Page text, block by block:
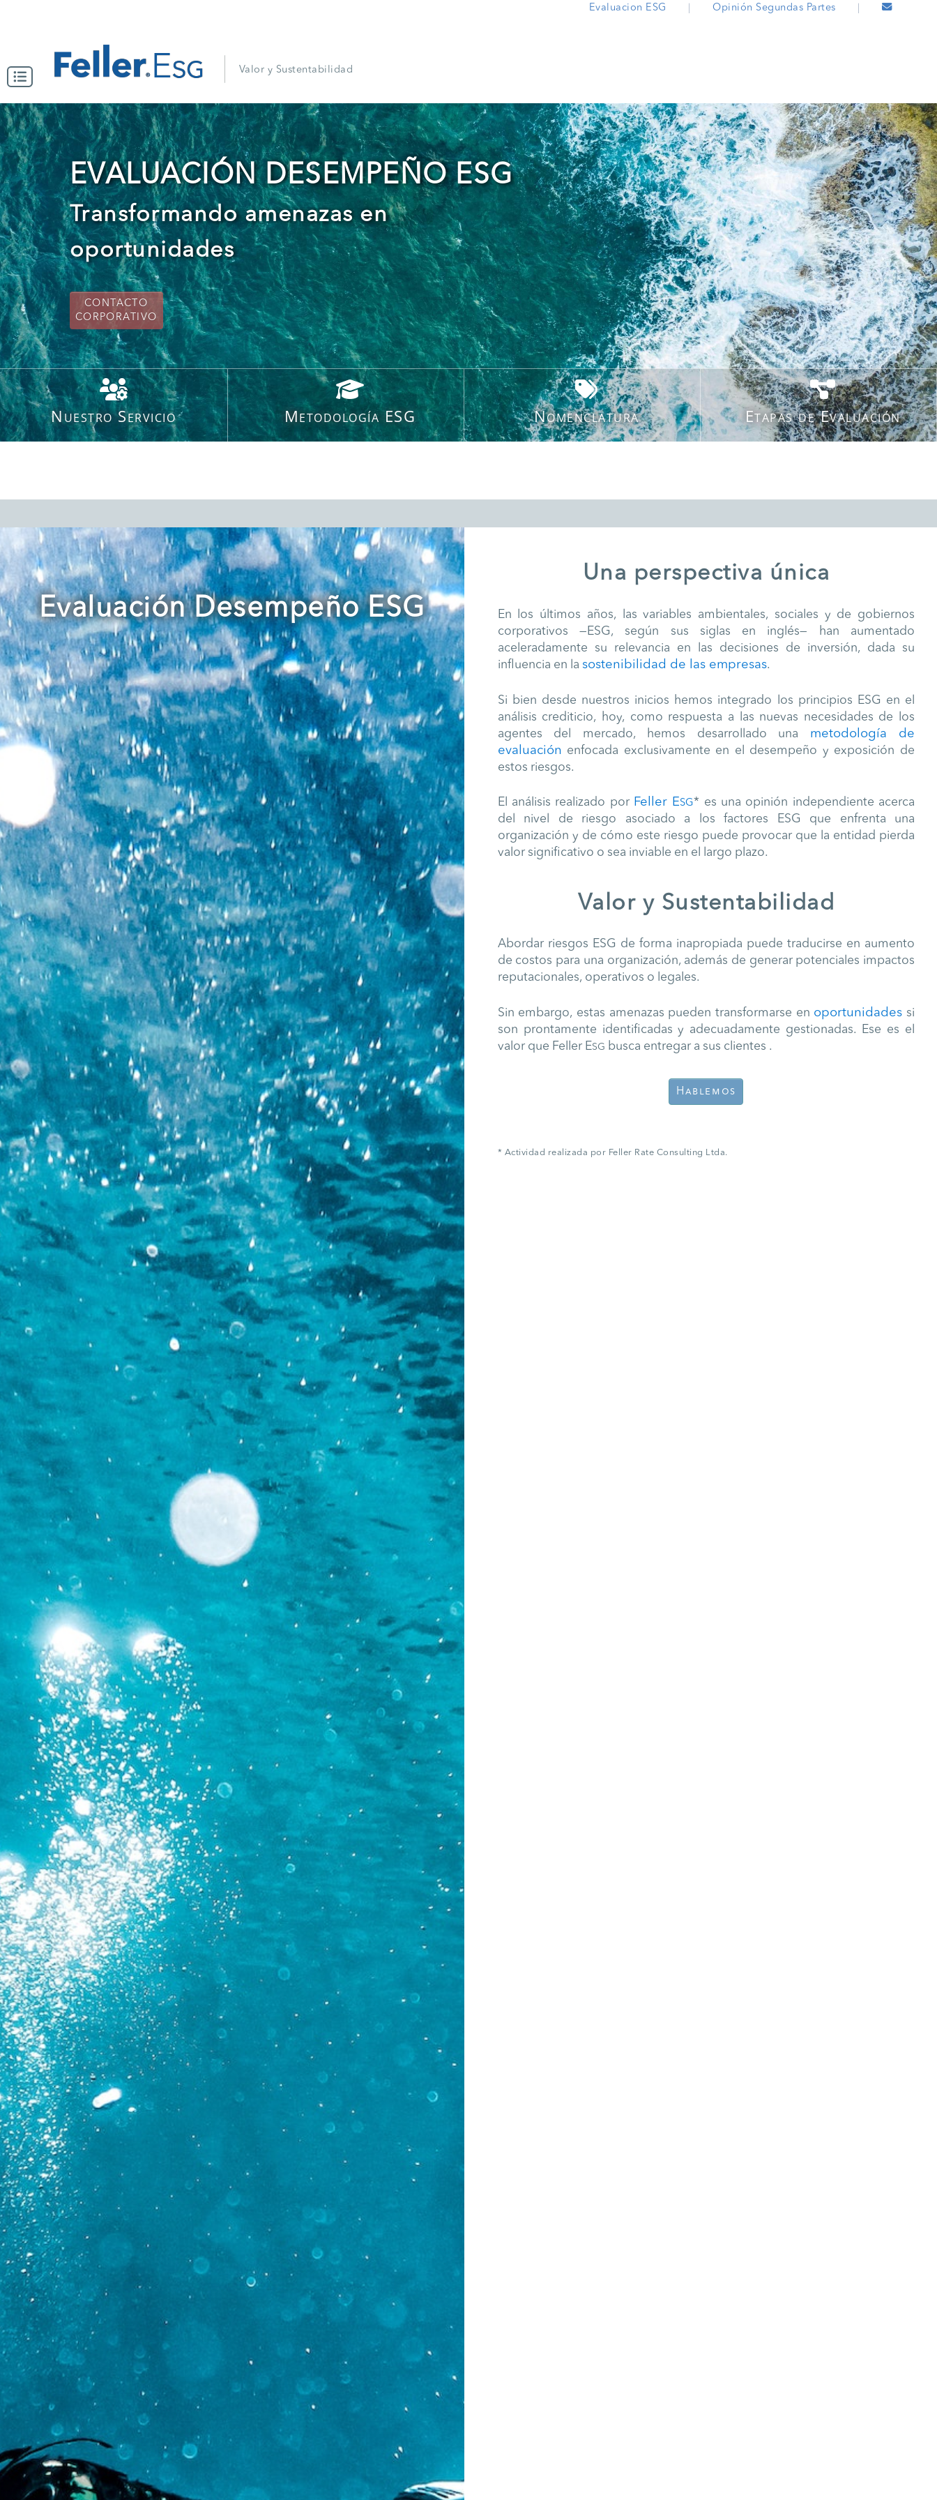
Valor y Sustentabilidad
Evaluacion ESG Opinión Segundas Partes
EVALUACIÓN DESEMPEÑO ESG
Transformando amenazas en
oportunidades
CONTACTO
CORPORATIVO
Nuestro Servicio Metodología ESG Nomenclatura Etapas de Evaluación
Evaluación Desempeño ESG
Una perspectiva única
En los últimos años, las variables ambientales, sociales y de gobiernos
corporativos —ESG, según sus siglas en inglés— han aumentado
aceleradamente su relevancia en las decisiones de inversión, dada su
influencia en la sostenibilidad de las empresas.
Si bien desde nuestros inicios hemos integrado los principios ESG en el
análisis crediticio, hoy, como respuesta a las nuevas necesidades de los
agentes del mercado, hemos desarrollado una metodología de
evaluación enfocada exclusivamente en el desempeño y exposición de
estos riesgos.
El análisis realizado por Feller ESG* es una opinión independiente acerca
del nivel de riesgo asociado a los factores ESG que enfrenta una
organización y de cómo este riesgo puede provocar que la entidad pierda
valor significativo o sea inviable en el largo plazo.
Valor y Sustentabilidad
Abordar riesgos ESG de forma inapropiada puede traducirse en aumento
de costos para una organización, además de generar potenciales impactos
reputacionales, operativos o legales.
Sin embargo, estas amenazas pueden transformarse en oportunidades si
son prontamente identificadas y adecuadamente gestionadas. Ese es el
valor que Feller ESG busca entregar a sus clientes .
Hablemos
* Actividad realizada por Feller Rate Consulting Ltda.